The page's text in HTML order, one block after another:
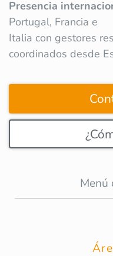
Presencia
Portugal, Francia e
Italia con gestores
coordinados desde
Menú